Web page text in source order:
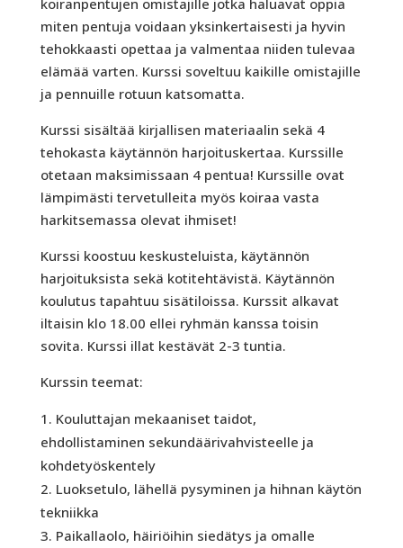
miten pentuja voidaan yksinkertaisesti ja hyvin
tehokkaasti opettaa ja valmentaa niiden tulevaa
elämää varten. Kurssi soveltuu kaikille omistajille
ja pennuille rotuun katsomatta.
Kurssi sisältää kirjallisen materiaalin sekä 4
tehokasta käytännön harjoituskertaa. Kurssille
otetaan maksimissaan 4 pentua! Kurssille ovat
lämpimästi tervetulleita myös koiraa vasta
harkitsemassa olevat ihmiset!
Kurssi koostuu keskusteluista, käytännön
harjoituksista sekä kotitehtävistä. Käytännön
koulutus tapahtuu sisätiloissa. Kurssit alkavat
iltaisin klo 18.00 ellei ryhmän kanssa toisin
sovita. Kurssi illat kestävät 2-3 tuntia.
Kurssin teemat:
Kouluttajan mekaaniset taidot,
ehdollistaminen sekundäärivahvisteelle ja
kohdetyöskentely
Luoksetulo, lähellä pysyminen ja hihnan käytön
tekniikka
Paikallaolo, häiriöihin siedätys ja omalle